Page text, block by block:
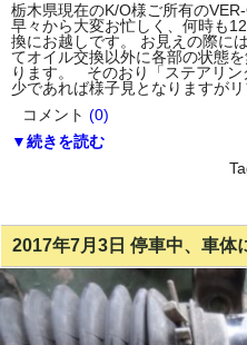
栃木県現在のK/O様ご所有の
早々から大変お忙しく、何時も
換にお越しです。 お見えの際に
てオイル交換以外に各部の状態
ります。 そのおり「ステアリ
少であれば様子見となりますがリ
コメント (0)
▼続きを読む
2017年7月3日 停車中、車体